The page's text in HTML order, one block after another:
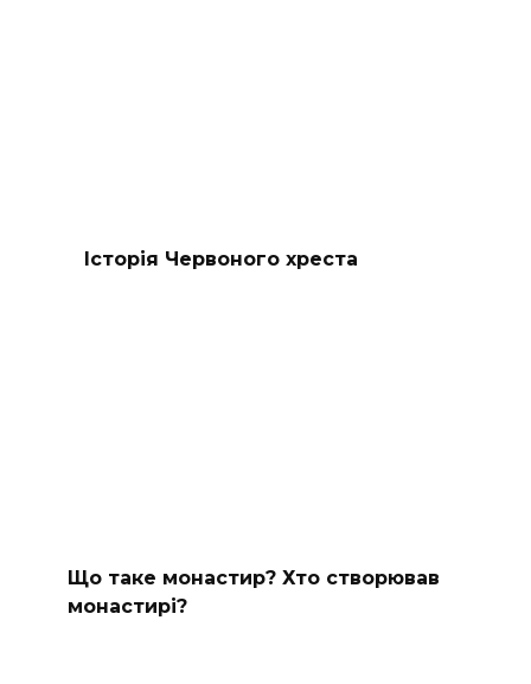
Історія Червоного хреста
Що таке монастир? Хто створював
монастирі?